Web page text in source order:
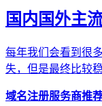
国内国外主
每年我们会看到很
失，但是最终比较
域名注册服务商推